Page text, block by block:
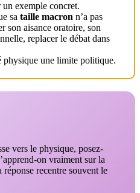
exemple concret.
sa taille macron n’a pas
son aisance oratoire, son
replacer le débat dans
physique une limite politique.
vers le physique, posez-
on vraiment sur la
recentre souvent le